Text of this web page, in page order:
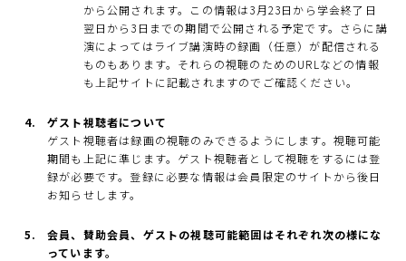
から公開されます。この情報は3月23日から学会終了日
翌日から3日までの期間で公開される予定です。さらに講
演によってはライブ講演時の録画（任意）が配信される
ものもあります。それらの視聴のためのURLなどの情報
も上記サイトに記載されますのでご確認ください。
ゲスト視聴者について
ゲスト視聴者は録画の視聴のみできるようにします。視聴可能
期間も上記に準じます。ゲスト視聴者として視聴をするには登
録が必要です。登録に必要な情報は会員限定のサイトから後日
お知らせします。
会員、賛助会員、ゲストの視聴可能範囲はそれぞれ次の様にな
っています。